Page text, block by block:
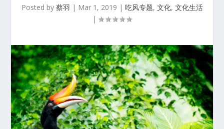
Posted by 蔡羽 | Mar 1, 2019 | 吃风专题, 文化, 文化生活
|